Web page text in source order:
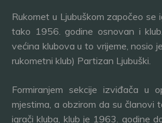
Rukomet u Ljubuškom započeo se
tako 1956. godine osnovan i
većina klubova u to vrijeme, nosio
rukometni klub) Partizan Ljubuški.
Formiranjem sekcije izviđača u
mjestima, a obzirom da su članovi
igrači kluba, klub je 1963. godine